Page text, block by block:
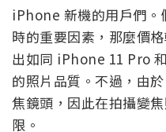
iPhone 新機的用戶們。
時的重要因素，那麼價
出如同 iPhone 11 Pro
的照片品質。不過，由
焦鏡頭，因此在拍攝變
限。